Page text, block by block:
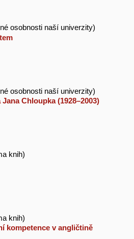
osobnosti naší univerzity)
osobnosti naší univerzity)
Chloupka (1928–2003)
knih)
knih)
kompetence v angličtině